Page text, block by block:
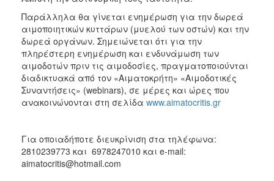
Παράλληλα θα γίνεται ενημέρωση για την δωρεά
αιμοποιητικών κυττάρων (μυελού των οστών) και την
δωρεά οργάνων. Σημειώνεται ότι για την
πληρέστερη ενημέρωση και ενδυνάμωση των
αιμοδοτών πριν τις αιμοδοσίες, πραγματοποιούνται
διαδικτυακά από τον «Αιματοκρήτη» «Αιμοδοτικές
Συναντήσεις» (webinars), σε μέρες και ώρες που
ανακοινώνονται στη σελίδα www.aimatocritis.gr
Για οποιαδήποτε διευκρίνιση στα τηλέφωνα:
2810239773 και 6978247010 και e-mail:
aimatocritis@hotmail.com